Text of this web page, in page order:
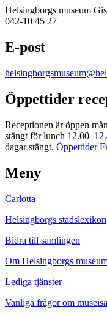
Helsingborgs museum
042-10 45 27
E-post
Öppettider
Receptionen är öppen
stängt för lunch
dagar stängt. Öppettider
Meny
Carlotta
Helsingborgs stadslexikon
Bidra till samlingen
Om Helsingborgs
Lediga tjänster
Vanliga frågor om